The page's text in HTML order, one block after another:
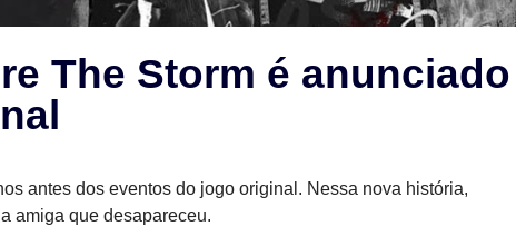
The Storm é anunciado
antes dos eventos do jogo original. Nessa nova história,
amiga que desapareceu.